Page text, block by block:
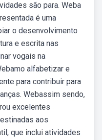
são para. Weba
é uma
o desenvolvimento
e escrita nas
vogais na
alfabetizar e
para contribuir para
Webassim sendo,
excelentes
aos
que inclui atividades